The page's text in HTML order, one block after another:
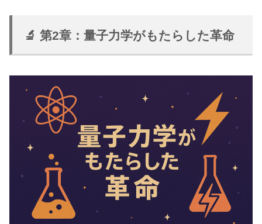
🔬 第2章：量子力学がもたらした革命